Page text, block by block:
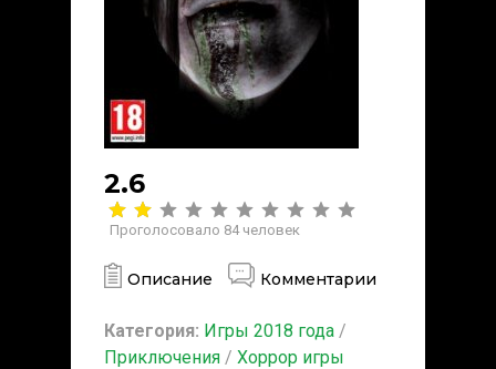
2.6
Проголосовало 84человек
Описание Комментарии
Категория: Игры 2018 года /
Приключения / Хоррор игры